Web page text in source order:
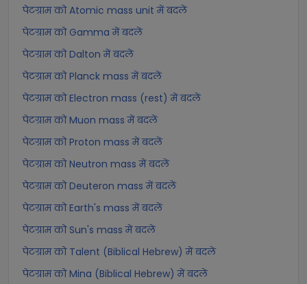
पेटग्राम को Atomic mass unit में बदलें
पेटग्राम को Gamma में बदलें
पेटग्राम को Dalton में बदलें
पेटग्राम को Planck mass में बदलें
पेटग्राम को Electron mass (rest) में बदलें
पेटग्राम को Muon mass में बदलें
पेटग्राम को Proton mass में बदलें
पेटग्राम को Neutron mass में बदलें
पेटग्राम को Deuteron mass में बदलें
पेटग्राम को Earth's mass में बदलें
पेटग्राम को Sun's mass में बदलें
पेटग्राम को Talent (Biblical Hebrew) में बदलें
पेटग्राम को Mina (Biblical Hebrew) में बदलें